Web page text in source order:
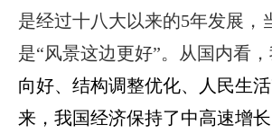
是经过十八大以来的5年发展，
是“风景这边更好”。从国内看，
向好、结构调整优化、人民生
来，我国经济保持了中高速增